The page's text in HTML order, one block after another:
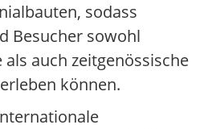
sodass
Besucher sowohl
auch zeitgenössische
können.